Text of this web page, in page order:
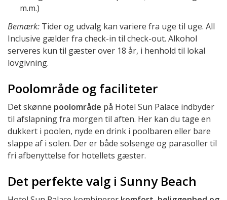
m.m.)
Bemærk: Tider og udvalg kan variere fra uge til uge. All
Inclusive gælder fra check-in til check-out. Alkohol
serveres kun til gæster over 18 år, i henhold til lokal
lovgivning.
Poolområde og faciliteter
Det skønne poolområde på Hotel Sun Palace indbyder
til afslapning fra morgen til aften. Her kan du tage en
dukkert i poolen, nyde en drink i poolbaren eller bare
slappe af i solen. Der er både solsenge og parasoller til
fri afbenyttelse for hotellets gæster.
Det perfekte valg i Sunny Beach